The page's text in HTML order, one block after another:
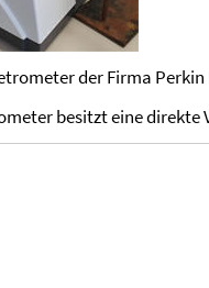
der Firma
besitzt eine direkte